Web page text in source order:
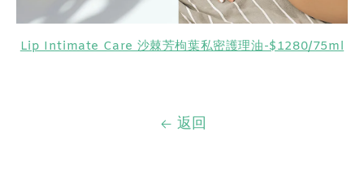
Lip Intimate Care 沙棘芳枸葉私密護理油-$1280/75ml
返回